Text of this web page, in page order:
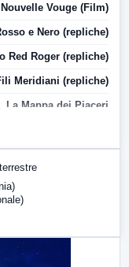
Nouvelle Vouge (Film)
e Nero (repliche)
Red Roger (repliche)
Meridiani (repliche)
La Mappa dei Piaceri
LabNews (replica)